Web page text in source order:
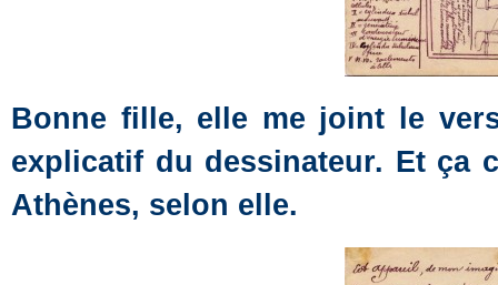
Bonne fille, elle me joint le
explicatif du dessinateur. Et ça
Athènes, selon elle.